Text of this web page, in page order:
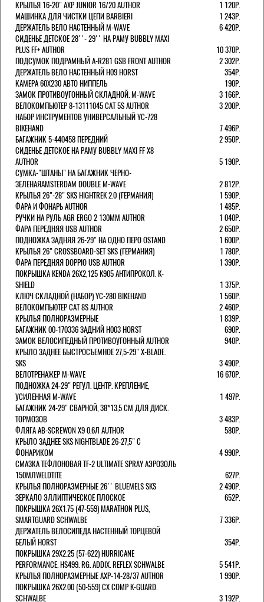
КРЫЛЬЯ 16-20" AXP JUNIOR 16/20 AUTHOR
1 120Р.
МАШИНКА ДЛЯ ЧИСТКИ ЦЕПИ BARBIERI
1 243Р.
ДЕРЖАТЕЛЬ ВЕЛО НАСТЕННЫЙ M-WAVE
6 420Р.
СИДЕНЬЕ ДЕТСКОЕ 28''- 29'' НА РАМУ BUBBLY MAXI
PLUS FF+ AUTHOR
10 370Р.
ПОДСУМОК ПОДРАМНЫЙ A-R281 GSB FRONT AUTHOR
2 302Р.
ДЕРЖАТЕЛЬ ВЕЛО НАСТЕННЫЙ H09 HORST
354Р.
КАМЕРА 60X230 АВТО НИППЕЛЬ
190Р.
ЗАМОК ПРОТИВОУГОННЫЙ СКЛАДНОЙ. M-WAVE
3 166Р.
ВЕЛОКОМПЬЮТЕР 8-13111045 CAT 5S AUTHOR
3 200Р.
НАБОР ИНСТРУМЕНТОВ УНИВЕРСАЛЬНЫЙ YC-728
BIKEHAND
7 496Р.
БАГАЖНИК 5-440458 ПЕРЕДНИЙ
2 950Р.
СИДЕНЬЕ ДЕТСКОЕ НА РАМУ BUBBLY MAXI FF X8
AUTHOR
5 190Р.
СУМКА-"ШТАНЫ" НА БАГАЖНИК ЧЕРНО-
ЗЕЛЕНАЯAMSTERDAM DOUBLE M-WAVE
2 812Р.
КРЫЛЬЯ 26"-28" SKS HIGHTREK 2.0 (ГЕРМАНИЯ)
1 590Р.
ФАРА И ФОНАРЬ AUTHOR
1 485Р.
РУЧКИ НА РУЛЬ AGR ERGO 2 130ММ AUTHOR
1 040Р.
ФАРА ПЕРЕДНЯЯ USB AUTHOR
2 650Р.
ПОДНОЖКА ЗАДНЯЯ 26-29" НА ОДНО ПЕРО OSTAND
1 600Р.
КРЫЛЬЯ 26" CROSSBOARD-SET SKS (ГЕРМАНИЯ)
1 780Р.
ФАРА ПЕРЕДНЯЯ DOPPIO USB AUTHOR
1 390Р.
ПОКРЫШКА KENDA 26Х2,125 K905 АНТИПРОКОЛ. K-
SHIELD
1 375Р.
КЛЮЧ СКЛАДНОЙ (НАБОР) YC-280 BIKEHAND
1 560Р.
ВЕЛОКОМПЬЮТЕР CAT 8S AUTHOR
2 460Р.
КРЫЛЬЯ ПОЛНОРАЗМЕРНЫЕ
1 839Р.
БАГАЖНИК 00-170336 ЗАДНИЙ H003 HORST
690Р.
ЗАМОК ВЕЛОСИПЕДНЫЙ ПРОТИВОУГОННЫЙ AUTHOR
940Р.
КРЫЛО ЗАДНЕЕ БЫСТРОСЪЕМНОЕ 27,5-29" X-BLADE.
SKS
3 490Р.
ВЕЛОТРЕНАЖЕР M-WAVE
16 670Р.
ПОДНОЖКА 24-29" РЕГУЛ. ЦЕНТР. КРЕПЛЕНИЕ,
УСИЛЕННАЯ M-WAVE
1 497Р.
БАГАЖНИК 24-29" СВАРНОЙ, 38*13,5 СМ ДЛЯ ДИСК.
ТОРМОЗОВ
3 483Р.
ФЛЯГА AB-SCREWON X9 0.6Л AUTHOR
580Р.
КРЫЛО ЗАДНЕЕ SKS NIGHTBLADE 26-27,5" С
ФОНАРИКОМ
4 990Р.
СМАЗКА ТЕФЛОНОВАЯ TF-2 ULTIMATE SPRAY АЭРОЗОЛЬ
150МЛWELDTITE
627Р.
КРЫЛЬЯ ПОЛНОРАЗМЕРНЫЕ 26'' BLUEMELS SKS
2 490Р.
ЗЕРКАЛО ЭЛЛИПТИЧЕСКОЕ ПЛОСКОЕ
652Р.
ПОКРЫШКА 26X1.75 (47-559) MARATHON PLUS,
SMARTGUARD SCHWALBE
7 336Р.
ДЕРЖАТЕЛЬ ВЕЛОCИПЕДА НАСТЕННЫЙ ТОРЦЕВОЙ
БЕЛЫЙ HORST
354Р.
ПОКРЫШКА 29X2.25 (57-622) HURRICANE
PERFORMANCE. HS499. RG. ADDIX. REFLEX SCHWALBE
5 541Р.
КРЫЛЬЯ ПОЛНОРАЗМЕРНЫЕ AXP-14-28/37 AUTHOR
1 990Р.
ПОКРЫШКА 26X2.00 (50-559) CX COMP K-GUARD.
SCHWALBE
3 192Р.